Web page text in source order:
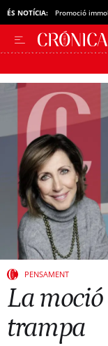
ÉS NOTÍCIA: Promoció
PENSAMENT
La
trampa